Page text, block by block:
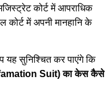
कोर्ट में आपराधिक
कोर्ट में अपनी मानहानि के
सुनिश्चित कर पाएंगे कि
Suit) का केस कैसे